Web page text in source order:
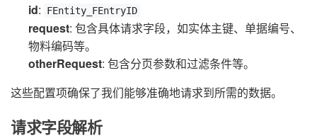
id: FEntity_FEntryID
request: 包含具体请求字段，如实体主键、单据编号、
物料编码等。
otherRequest: 包含分页参数和过滤条件等。
这些配置项确保了我们能够准确地请求到所需的数据。
请求字段解析